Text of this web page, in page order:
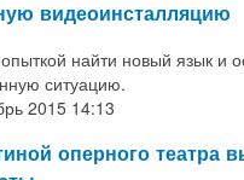
видеоинсталляцию
найти новый язык и
ситуацию.
2015 14:13
оперного театра